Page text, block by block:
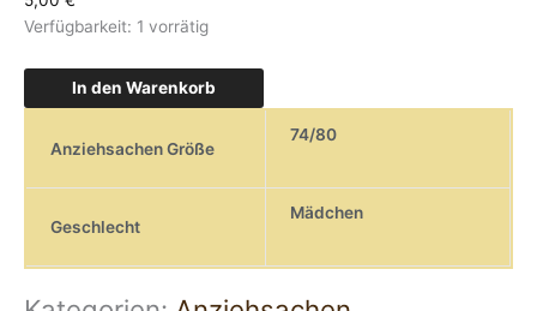
Verfügbarkeit: 1 vorrätig
In den Warenkorb
Anziehsachen Größe
74/80
Geschlecht
Mädchen